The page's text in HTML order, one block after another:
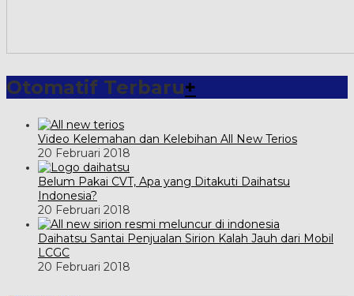
Otomatif Terbaru+
Video Kelemahan dan Kelebihan All New Terios
20 Februari 2018
Belum Pakai CVT, Apa yang Ditakuti Daihatsu
Indonesia?
20 Februari 2018
Daihatsu Santai Penjualan Sirion Kalah Jauh dari Mobil
LCGC
20 Februari 2018